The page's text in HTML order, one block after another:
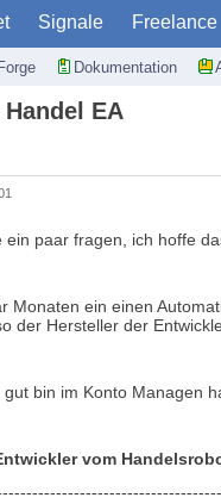
Signale Freelance
Dokumentation
EA
ein paar fragen, ich hoffe
Monaten ein einen
der Hersteller der
bin im Konto Managen
vom